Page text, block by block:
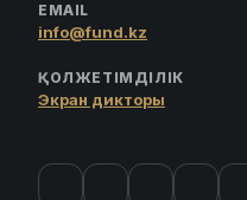
EMAIL
info@fund.kz
ҚОЛЖЕТІМДІЛІК
Экран дикторы